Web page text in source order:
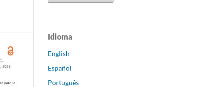
Idioma
English
Español
Português